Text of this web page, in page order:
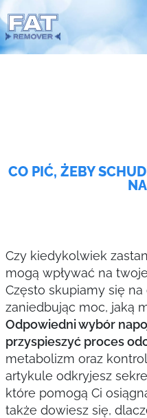
CO PIĆ, ŻEBY
Czy kiedykolwiek
mogą wpływać na
Często skupiamy się
zaniedbując moc, jaką
Odpowiedni wybór
przyspieszyć proces
metabolizm oraz
artykule odkryjesz
które pomogą Ci
także dowiesz się,